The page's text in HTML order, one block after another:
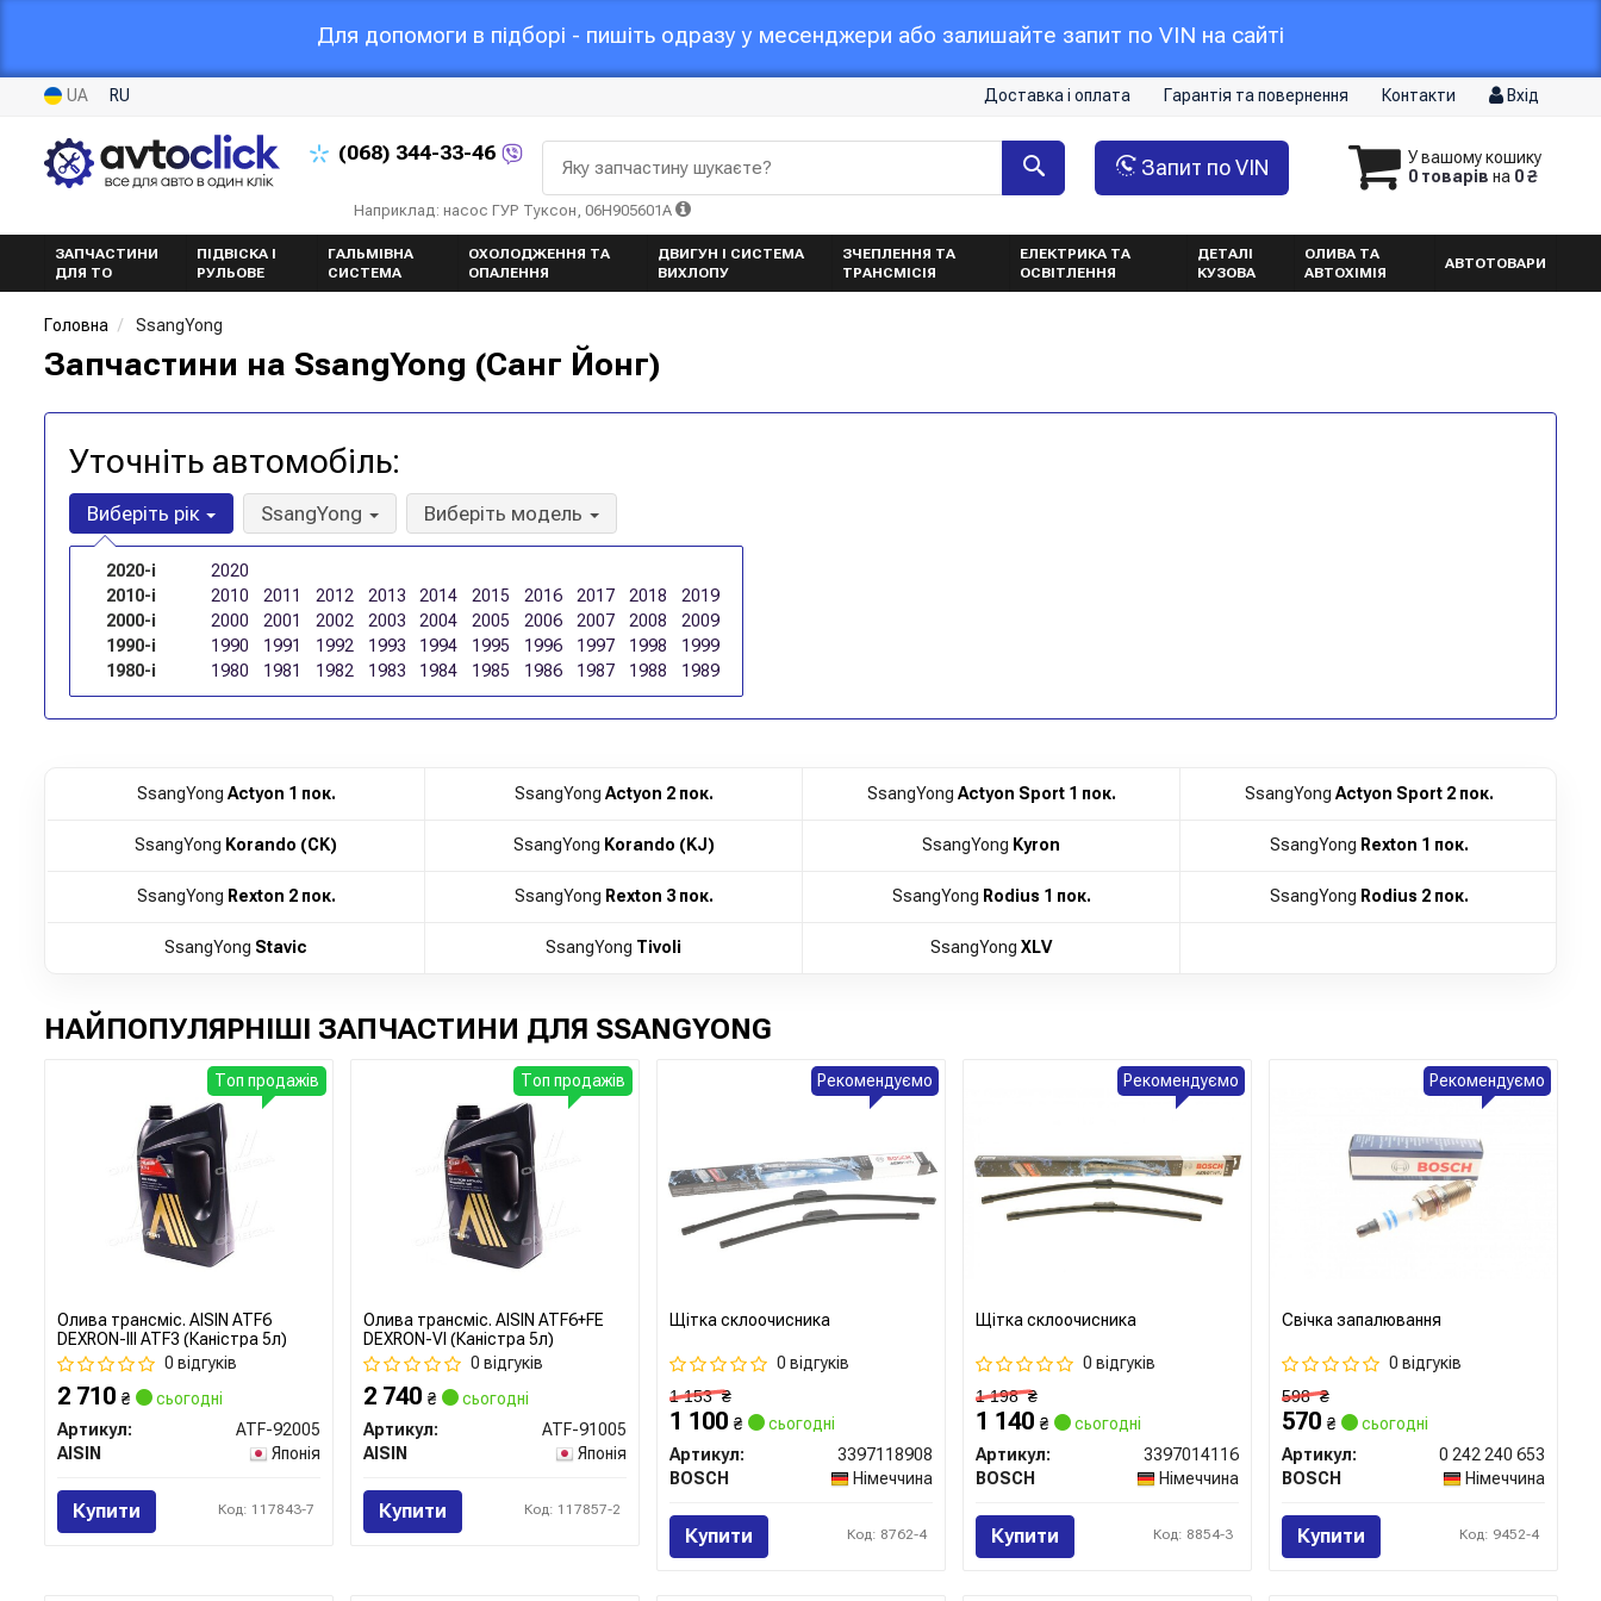
Для допомоги в підборі - пишіть одразу у месенджери або залишайте запит по VIN на сайті
UA RU Доставка і оплата Гарантія та повернення Контакти Вхід
(068) 344-33-46
У вашому кошику
0 товарів на 0 ₴
Запит по VIN
Яку запчастину шукаєте?
Наприклад: насос ГУР Туксон, 06H905601A
ЗАПЧАСТИНИ
ДЛЯ ТО
ПІДВІСКА І
РУЛЬОВЕ
ГАЛЬМІВНА
СИСТЕМА
ОХОЛОДЖЕННЯ ТА
ОПАЛЕННЯ
ДВИГУН І СИСТЕМА
ВИХЛОПУ
ЗЧЕПЛЕННЯ ТА
ТРАНСМІСІЯ
ЕЛЕКТРИКА ТА
ОСВІТЛЕННЯ
ДЕТАЛІ
КУЗОВА
ОЛИВА ТА
АВТОХІМІЯ
АВТОТОВАРИ
Головна SsangYong
Запчастини на SsangYong (Санг Йонг)
Уточніть автомобіль:
Виберіть рік
2020-і
2020
2010-і
2010 2011 2012 2013 2014 2015 2016 2017 2018
2019
2000-і
2000 2001 2002 2003 2004 2005 2006 2007 2008
2009
1990-і
1990 1991 1992 1993 1994 1995 1996 1997 1998
1999
1980-і
1980 1981 1982 1983 1984 1985 1986 1987 1988 1989
SsangYong Виберіть модель
SsangYong Actyon 1 пок. SsangYong Actyon 2 пок. SsangYong Actyon Sport 1 пок. SsangYong Actyon Sport 2 пок.
SsangYong Korando (CK) SsangYong Korando (KJ) SsangYong Kyron SsangYong Rexton 1 пок.
SsangYong Rexton 2 пок. SsangYong Rexton 3 пок. SsangYong Rodius 1 пок. SsangYong Rodius 2 пок.
SsangYong Stavic SsangYong Tivoli SsangYong XLV
НАЙПОПУЛЯРНІШІ ЗАПЧАСТИНИ ДЛЯ SSANGYONG
Олива трансміс. AISIN ATF6
DEXRON-III ATF3 (Каністра 5л)
0 відгуків
2 710 ₴
сьогодні
Артикул:
ATF-92005
AISIN
Японія
Купити Код: 117843-7
Топ продажів
Олива трансміс. AISIN ATF6+FE
DEXRON-VI (Каністра 5л)
0 відгуків
2 740 ₴
сьогодні
Артикул:
ATF-91005
AISIN
Японія
Купити Код: 117857-2
Топ продажів
Щітка склоочисника
0 відгуків
1 153₴
1 100 ₴
сьогодні
Артикул:
3397118908
BOSCH
Німеччина
Купити Код: 8762-4
Рекомендуємо
Щітка склоочисника
0 відгуків
1 198₴
1 140 ₴
сьогодні
Артикул:
3397014116
BOSCH
Німеччина
Купити Код: 8854-3
Рекомендуємо
Свічка запалювання
0 відгуків
598₴
570 ₴
сьогодні
Артикул:
0 242 240 653
BOSCH
Німеччина
Купити Код: 9452-4
Рекомендуємо